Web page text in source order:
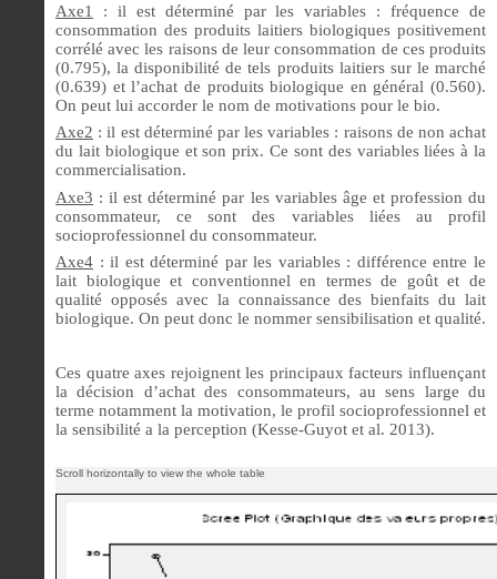
Axe1
: il est déterminé par les variables : fréquence de
consommation des produits laitiers biologiques positivement
corrélé avec les raisons de leur consommation de ces produits
(0.795), la disponibilité de tels produits laitiers sur le marché
(0.639) et l’achat de produits biologique en général (0.560).
On peut lui accorder le nom de motivations pour le bio.
Axe2 : il est déterminé par les variables : raisons de non achat
du lait biologique et son prix. Ce sont des variables liées à la
commercialisation.
Axe3 : il est déterminé par les variables âge et profession du
consommateur, ce sont des variables liées au profil
socioprofessionnel du consommateur.
Axe4 : il est déterminé par les variables : différence entre le
lait biologique et conventionnel en termes de goût et de
qualité opposés avec la connaissance des bienfaits du lait
biologique. On peut donc le nommer sensibilisation et qualité.
Ces quatre axes rejoignent les principaux facteurs influençant
la décision d’achat des consommateurs, au sens large du
terme notamment la motivation, le profil socioprofessionnel et
la sensibilité a la perception (Kesse-Guyot et al. 2013).